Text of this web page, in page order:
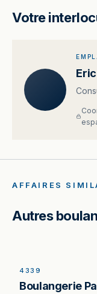
Votre
AFFAIRES
Autres
Boulangerie à
4339
Boulangerie